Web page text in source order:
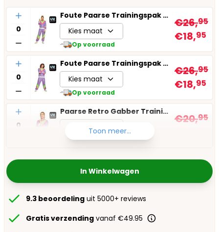
Aantal
Foute Paarse Trainingspak Dames
Kies maat
Op voorraad
€26,95
€18,95
Aantal
Foute Paarse Trainingspak Heren
Kies maat
Op voorraad
€26,95
€18,95
Aantal
Paarse Retro Gabber Trainingsjasje Dames
Kies maat
Op voorraad
€20,95
Toon meer...
In Winkelwagen
9.3 beoordeling uit 5000+ reviews
Gratis verzending vanaf €49.95